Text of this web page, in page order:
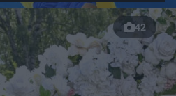
42